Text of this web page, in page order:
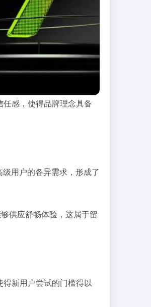
感，使得品牌理念具备
用户的各异需求，形成了
供应舒畅体验，这属于留
新用户尝试的门槛得以